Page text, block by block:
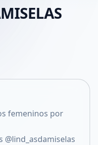
femeninos por